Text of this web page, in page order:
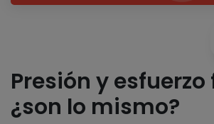
Presión y
¿son lo mismo?